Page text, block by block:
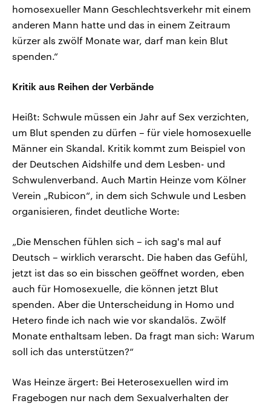
homosexueller Mann Geschlechtsverkehr mit einem
anderen Mann hatte und das in einem Zeitraum
kürzer als zwölf Monate war, darf man kein Blut
spenden.“
Kritik aus Reihen der Verbände
Heißt: Schwule müssen ein Jahr auf Sex verzichten,
um Blut spenden zu dürfen – für viele homosexuelle
Männer ein Skandal. Kritik kommt zum Beispiel von
der Deutschen Aidshilfe und dem Lesben- und
Schwulenverband. Auch Martin Heinze vom Kölner
Verein „Rubicon“, in dem sich Schwule und Lesben
organisieren, findet deutliche Worte:
„Die Menschen fühlen sich – ich sag's mal auf
Deutsch – wirklich verarscht. Die haben das Gefühl,
jetzt ist das so ein bisschen geöffnet worden, eben
auch für Homosexuelle, die können jetzt Blut
spenden. Aber die Unterscheidung in Homo und
Hetero finde ich nach wie vor skandalös. Zwölf
Monate enthaltsam leben. Da fragt man sich: Warum
soll ich das unterstützen?“
Was Heinze ärgert: Bei Heterosexuellen wird im
Fragebogen nur nach dem Sexualverhalten der